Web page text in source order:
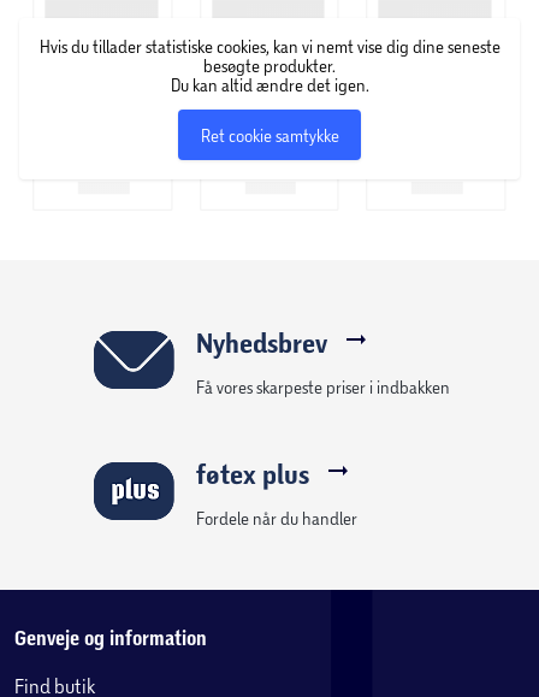
Hvis du tillader statistiske cookies, kan vi nemt vise dig dine seneste
besøgte produkter.
Du kan altid ændre det igen.
Ret cookie samtykke
Nyhedsbrev
Få vores skarpeste priser i indbakken
føtex plus
Fordele når du handler
Genveje og information
Find butik